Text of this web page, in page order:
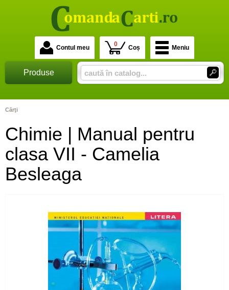
Contul meu 0 Coș Meniu
Produse
Cărţi
Chimie | Manual pentru
clasa VII - Camelia
Besleaga